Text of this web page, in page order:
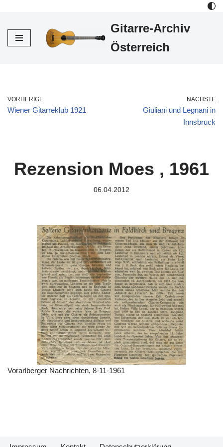
Inhalt
Gitarre-Archiv
Österreich
VORHERIGE
Wiener Gitarreklub 1921
NÄCHSTE
Giuliani und Legnani in
Innsbruck
Rezension Moes , 1961
06.04.2012
Vorarlberger Nachrichten, 8-11-1961